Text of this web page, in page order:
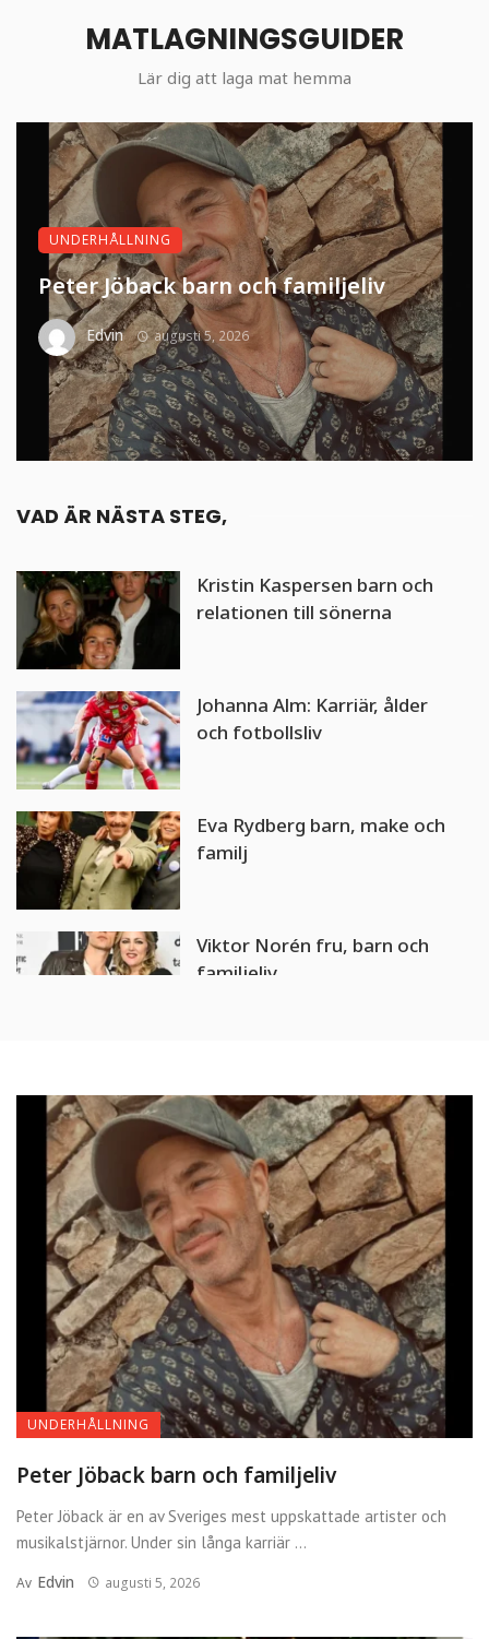
MATLAGNINGSGUIDER
Lär dig att laga mat hemma
UNDERHÅLLNING
Peter Jöback barn och familjeliv
Edvin augusti 5, 2026
VAD ÄR NÄSTA STEG,
Kristin Kaspersen barn och
relationen till sönerna
Johanna Alm: Karriär, ålder
och fotbollsliv
Eva Rydberg barn, make och
familj
Viktor Norén fru, barn och
familjeliv
om Christer Sandelins
dödsorsak
Markoolio förmögenhet –
Lön, investeringar och
framgång
Marie Lehmann och Mikael
Renberg – vad är relationen?
Vem är Louis Schulman?
yngste son
Zoe Häggkvist – livet som
Carola Häggkvists dotter
UNDERHÅLLNING
Peter Jöback barn och familjeliv
Peter Jöback är en av Sveriges mest uppskattade artister och
musikalstjärnor. Under sin långa karriär ...
Av Edvin augusti 5, 2026